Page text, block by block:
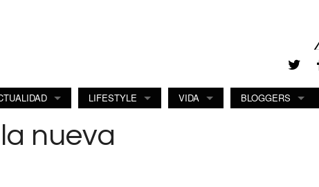
LIFESTYLE VIDA BLOGGERS
nueva